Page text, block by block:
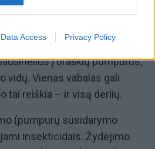
Data Access Privacy Policy
džiūsta ir nukrenta,
avietinio žiedgraužio darbas.
į braškių pumpurus,
vidų. Vienas vabalas gali
tai reiškia – ir visą derlių.
(pumpurų susidarymo
insekticidais. Žydėjimo